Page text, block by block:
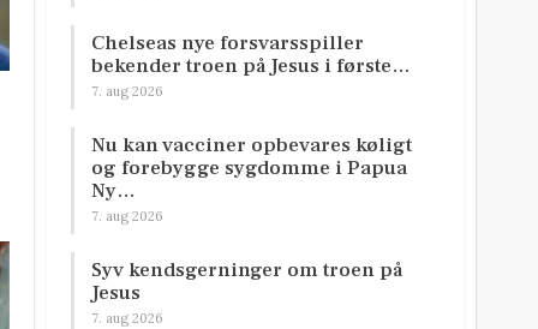
Chelseas nye forsvarsspiller
bekender troen på Jesus i første…
7. aug 2026
Nu kan vacciner opbevares køligt
og forebygge sygdomme i Papua
Ny…
7. aug 2026
Syv kendsgerninger om troen på
Jesus
7. aug 2026